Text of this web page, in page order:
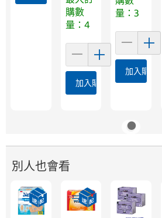
購數
量：4
加入購物車
量：3
加入購物車
別人也會看